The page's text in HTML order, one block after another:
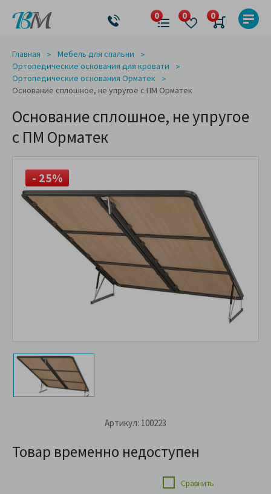
Главная
Мебель для спальни
Ортопедические основания для кровати
Ортопедические основания Орматек
Основание сплошное, не упругое с ПМ Орматек
Основание сплошное, не упругое
с ПМ Орматек
- 25%
Артикул: 100223
Товар временно недоступен
Сравнить